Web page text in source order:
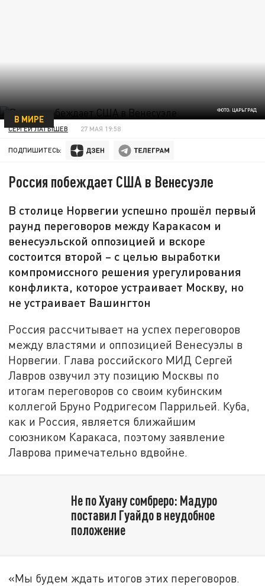
ФОТО: ЦАРЬГРАД
В МИРЕ
СЕРГЕЙ ЛАТЫШЕВ 27 МАЯ 19:58
ПОДПИШИТЕСЬ:
Россия побеждает США в Венесуэле
В столице Норвегии успешно прошёл первый
раунд переговоров между Каракасом и
венесуэльской оппозицией и вскоре
состоится второй – с целью выработки
компромиссного решения урегулирования
конфликта, которое устраивает Москву, но
не устраивает Вашингтон
Россия рассчитывает на успех переговоров
между властями и оппозицией Венесуэлы в
Норвегии. Глава российского МИД Сергей
Лавров озвучил эту позицию Москвы по
итогам переговоров со своим кубинским
коллегой Бруно Родригесом Паррильей. Куба,
как и Россия, является ближайшим
союзником Каракаса, поэтому заявление
Лаврова примечательно вдвойне.
Не по Хуану сомбреро: Мадуро
поставил Гуайдо в неудобное
положение
«Мы будем ждать итогов этих переговоров.